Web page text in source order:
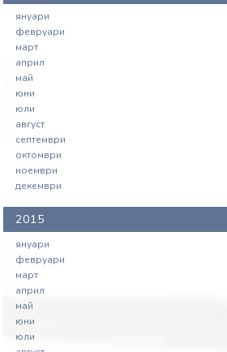
януари
февруари
март
април
май
юни
юли
август
септември
октомври
ноември
декември
2015
януари
февруари
март
април
май
юни
юли